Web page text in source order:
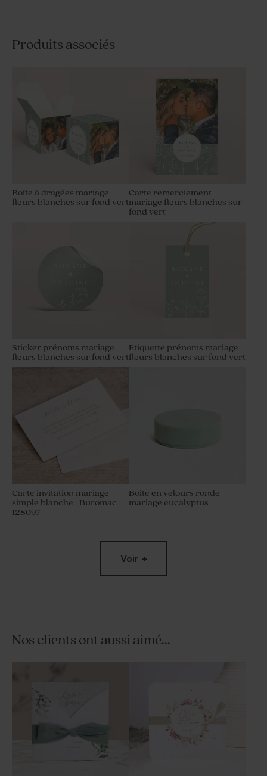
Produits associés
Boîte à dragées mariage
fleurs blanches sur fond vert
Carte remerciement
mariage fleurs blanches sur
fond vert
Sticker prénoms mariage
fleurs blanches sur fond vert
Etiquette prénoms mariage
fleurs blanches sur fond vert
Carte invitation mariage
simple blanche | Buromac
128097
Boîte en velours ronde
mariage eucalyptus
Bougie mariage arc-en-ciel
Tube à bulles mariage vert
Voir +
Nos clients ont aussi aimé...